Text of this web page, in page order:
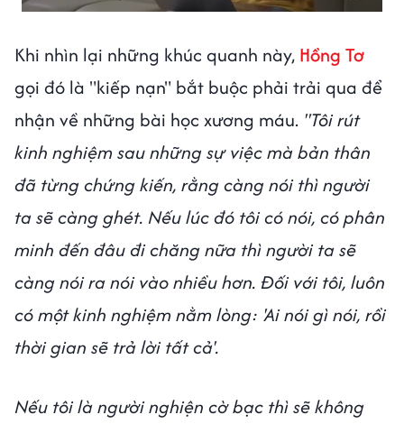
Khi nhìn lại những khúc quanh này, Hồng Tơ
gọi đó là "kiếp nạn" bắt buộc phải trải qua để
nhận về những bài học xương máu. "Tôi rút
kinh nghiệm sau những sự việc mà bản thân
đã từng chứng kiến, rằng càng nói thì người
ta sẽ càng ghét. Nếu lúc đó tôi có nói, có phân
minh đến đâu đi chăng nữa thì người ta sẽ
càng nói ra nói vào nhiều hơn. Đối với tôi, luôn
có một kinh nghiệm nằm lòng: 'Ai nói gì nói, rồi
thời gian sẽ trả lời tất cả'.
Nếu tôi là người nghiện cờ bạc thì sẽ không